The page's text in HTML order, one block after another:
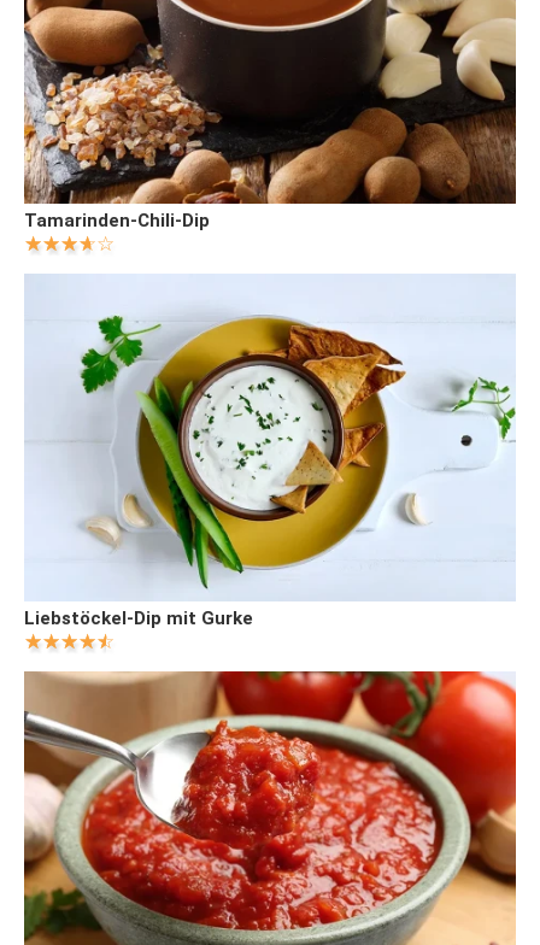
Tamarinden-Chili-Dip
Liebstöckel-Dip mit Gurke